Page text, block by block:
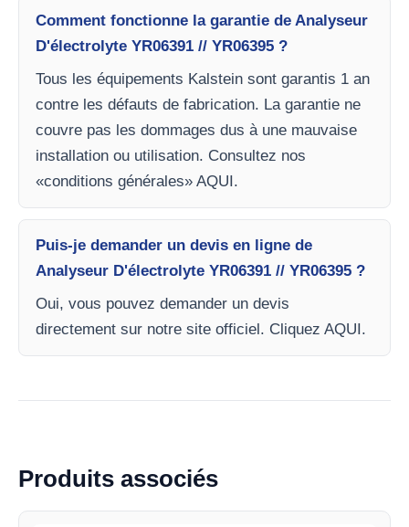
Comment fonctionne la garantie de Analyseur
D'électrolyte YR06391 // YR06395 ?
Tous les équipements Kalstein sont garantis 1 an
contre les défauts de fabrication. La garantie ne
couvre pas les dommages dus à une mauvaise
installation ou utilisation. Consultez nos
«conditions générales» AQUI.
Puis-je demander un devis en ligne de
Analyseur D'électrolyte YR06391 // YR06395 ?
Oui, vous pouvez demander un devis
directement sur notre site officiel. Cliquez AQUI.
Produits associés